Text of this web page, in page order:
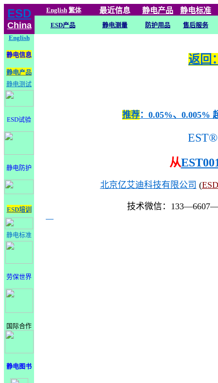
ESD
China
English 繁体 最近信息 静电产品 静电标准
ESD产品 静电测量 防护用品
售后服务
English
静电信息
静电产品
静电测试
ESD试验
静电防护
ESD培训
静电标准
劳保世界
国际合作
静电图书
返回
推荐：0.05%、0.005%
EST®
从
北京亿艾迪科技有限公司 (
技术微信：